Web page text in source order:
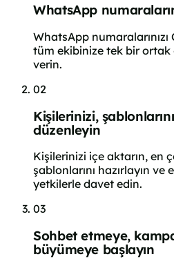
WhatsApp
WhatsApp
tüm ekibinize tek bir ortak
verin.
02
Kişilerinizi,
düzenleyin
Kişilerinizi içe aktarın, en
şablonlarını hazırlayın
yetkilerle davet edin.
03
Sohbet etmeye,
büyümeye başlayın